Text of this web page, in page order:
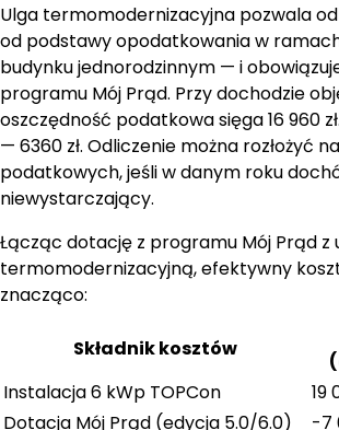
Ulga termomodernizacyjna pozwala
od podstawy opodatkowania w
budynku jednorodzinnym — i
programu Mój Prąd. Przy dochodzie
oszczędność podatkowa sięga 16 960
— 6360 zł. Odliczenie można rozłożyć
podatkowych, jeśli w danym roku
niewystarczający.
Łącząc dotację z programu Mój Prąd z
termomodernizacyjną, efektywny
znacząco:
Składnik kosztów
Instalacja 6 kWp TOPCon
19
Dotacja Mój Prąd (edycja 5.0/6.0)
-7